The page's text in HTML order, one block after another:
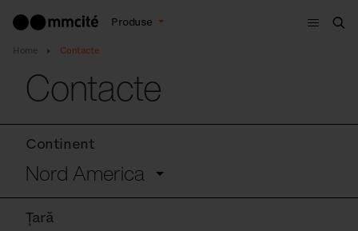
Produse
Meniu
Home Contacte
Contacte
Continent
Nord America
Țară